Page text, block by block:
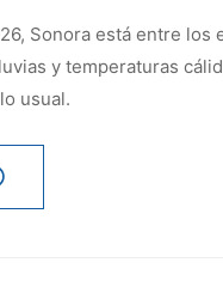
Sonora está entre
y temperaturas
usual.